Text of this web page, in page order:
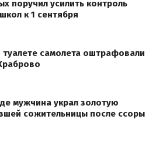
поручил усилить контроль
к 1 сентября
туалете самолета оштрафовали
мужчина украл золотую
сожительницы после ссоры